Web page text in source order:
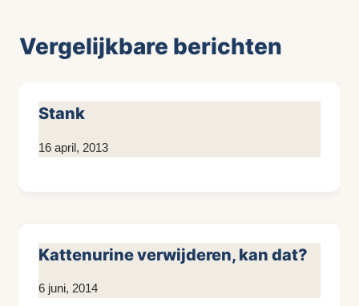
Vergelijkbare berichten
Stank
Door
16 april, 2013
Kattenurine verwijderen, kan dat?
Door
6 juni, 2014